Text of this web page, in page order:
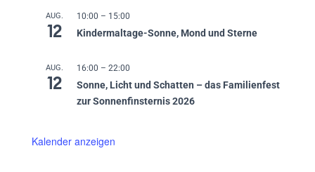
AUG.
12
10:00 – 15:00
Kindermaltage-Sonne, Mond und Sterne
AUG.
12
16:00 – 22:00
Sonne, Licht und Schatten – das Familienfest
zur Sonnenfinsternis 2026
Kalender anzeigen